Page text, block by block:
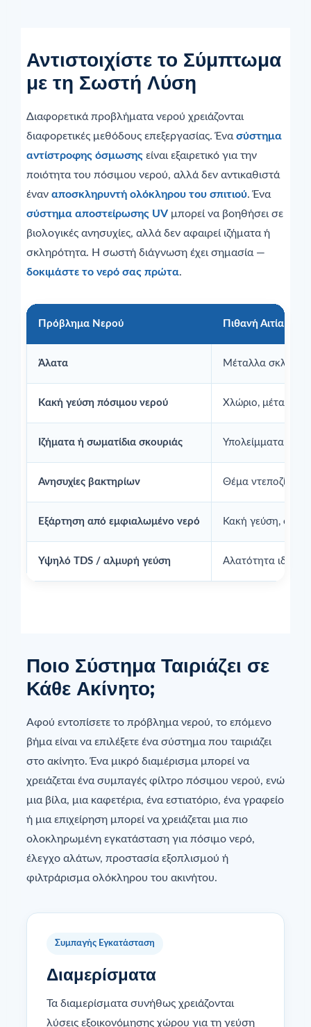
Αντιστοιχίστε το Σύμπτωμα
με τη Σωστή Λύση
Διαφορετικά προβλήματα νερού χρειάζονται
διαφορετικές μεθόδους επεξεργασίας. Ένα σύστημα
αντίστροφης όσμωσης είναι εξαιρετικό για την
ποιότητα του πόσιμου νερού, αλλά δεν αντικαθιστά
έναν αποσκληρυντή ολόκληρου του σπιτιού. Ένα
σύστημα αποστείρωσης UV μπορεί να βοηθήσει σε
βιολογικές ανησυχίες, αλλά δεν αφαιρεί ιζήματα ή
σκληρότητα. Η σωστή διάγνωση έχει σημασία —
δοκιμάστε το νερό σας πρώτα.
Πρόβλημα Νερού Πιθανή Αιτία
Άλατα Μέταλλα σκληρού
Κακή γεύση πόσιμου νερού Χλώριο, μέταλλα,
Ιζήματα ή σωματίδια σκουριάς Υπολείμματα
Ανησυχίες βακτηρίων Θέμα ντεποζίτου,
Εξάρτηση από εμφιαλωμένο νερό Κακή γεύση,
Υψηλό TDS / αλμυρή γεύση Αλατότητα
Ποιο Σύστημα Ταιριάζει σε
Κάθε Ακίνητο;
Αφού εντοπίσετε το πρόβλημα νερού, το επόμενο
βήμα είναι να επιλέξετε ένα σύστημα που ταιριάζει
στο ακίνητο. Ένα μικρό διαμέρισμα μπορεί να
χρειάζεται ένα συμπαγές φίλτρο πόσιμου νερού, ενώ
μια βίλα, μια καφετέρια, ένα εστιατόριο, ένα γραφείο
ή μια επιχείρηση μπορεί να χρειάζεται μια πιο
ολοκληρωμένη εγκατάσταση για πόσιμο νερό,
έλεγχο αλάτων, προστασία εξοπλισμού ή
φιλτράρισμα ολόκληρου του ακινήτου.
Συμπαγής Εγκατάσταση
Διαμερίσματα
Τα διαμερίσματα συνήθως χρειάζονται
λύσεις εξοικονόμησης χώρου για τη γεύση